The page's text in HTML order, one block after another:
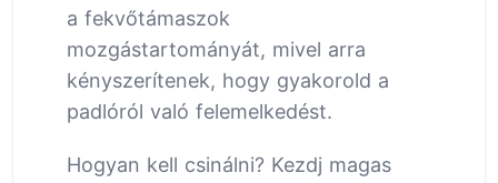
a fekvőtámaszok
mozgástartományát, mivel arra
kényszerítenek, hogy gyakorold a
padlóról való felemelkedést.
Hogyan kell csinálni? Kezdj magas